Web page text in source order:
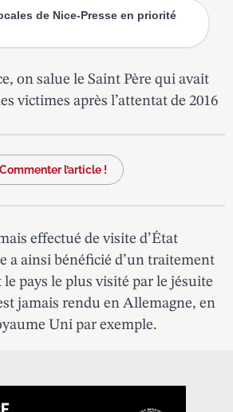
de Nice-Presse en priorité
on salue le Saint Père qui avait
victimes après l’attentat de 2016
Commenter l’article !
effectué de visite d’État
a ainsi bénéficié d’un traitement
pays le plus visité par le jésuite
jamais rendu en Allemagne, en
Uni par exemple.